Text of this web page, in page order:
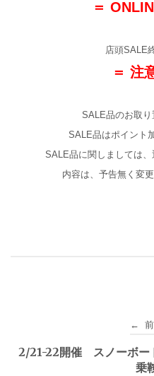
＝
店頭SALE
＝ 注
SALE品のお取り
SALE品はポイント
SALE品に関しましては、
内容は、予告無く変
稿
←
2/21-22開催 スノーボ
乗